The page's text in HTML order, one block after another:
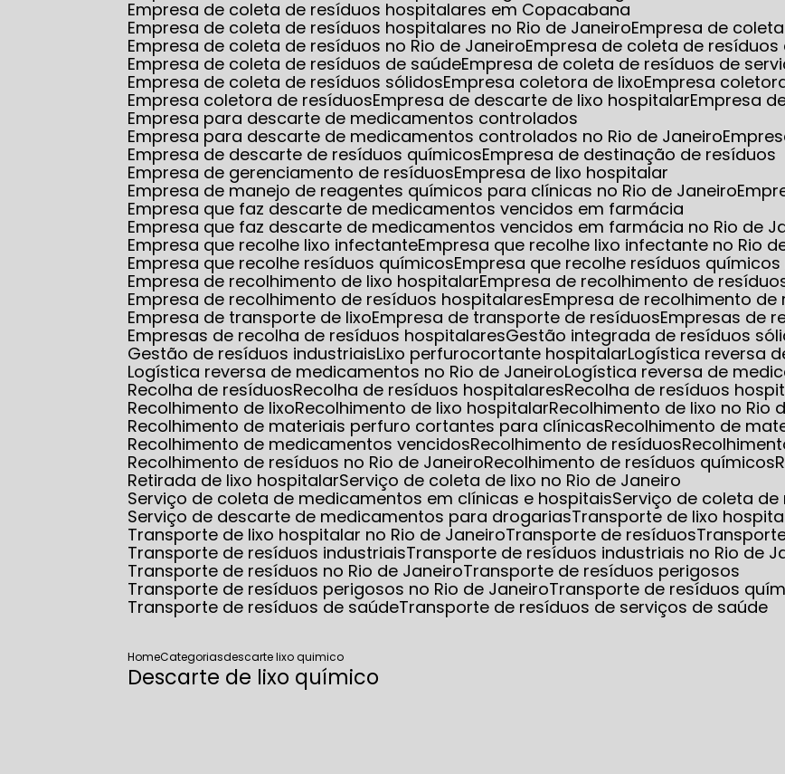
Empresa de coleta de resíduos hospitalares em Copacabana
Empresa de coleta de resíduos hospitalares no Rio de Janeiro Empresa de
Empresa de coleta de resíduos no Rio de Janeiro Empresa de coleta de
Empresa de coleta de resíduos de saúde Empresa de coleta de resíduos de
Empresa de coleta de resíduos sólidos Empresa coletora de lixo Empresa
Empresa coletora de resíduos Empresa de descarte de lixo hospitalar Empresa
Empresa para descarte de medicamentos controlados
Empresa para descarte de medicamentos controlados no Rio de Janeiro
Empresa de descarte de resíduos químicos Empresa de destinação de resíduos
Empresa de gerenciamento de resíduos Empresa de lixo hospitalar
Empresa de manejo de reagentes químicos para clínicas no Rio de Janeiro
Empresa que faz descarte de medicamentos vencidos em farmácia
Empresa que faz descarte de medicamentos vencidos em farmácia no Rio de
Empresa que recolhe lixo infectante Empresa que recolhe lixo infectante no Rio
Empresa que recolhe resíduos químicos Empresa que recolhe resíduos
Empresa de recolhimento de lixo hospitalar Empresa de recolhimento de
Empresa de recolhimento de resíduos hospitalares Empresa de recolhimento
Empresa de transporte de lixo Empresa de transporte de resíduos Empresas de
Empresas de recolha de resíduos hospitalares
Gestão integrada de resíduos
Gestão de resíduos industriais Lixo perfurocortante hospitalar Logística reversa
Logística reversa de medicamentos no Rio de Janeiro Logística reversa de
Recolha de resíduos Recolha de resíduos hospitalares Recolha de resíduos
Recolhimento de lixo Recolhimento de lixo hospitalar Recolhimento de lixo no Rio
Recolhimento de materiais perfuro cortantes para clínicas Recolhimento de
Recolhimento de medicamentos vencidos Recolhimento de resíduos
Recolhimento de resíduos no Rio de Janeiro Recolhimento de resíduos químicos
Retirada de lixo hospitalar Serviço de coleta de lixo no Rio de Janeiro
Serviço de coleta de medicamentos em clínicas e hospitais Serviço de coleta
Serviço de descarte de medicamentos para drogarias Transporte de lixo
Transporte de lixo hospitalar no Rio de Janeiro Transporte de resíduos
Transporte de resíduos industriais Transporte de resíduos industriais no Rio de
Transporte de resíduos no Rio de Janeiro Transporte de resíduos perigosos
Transporte de resíduos perigosos no Rio de Janeiro Transporte de resíduos
Transporte de resíduos de saúde Transporte de resíduos de serviços de saúde
HomeCategoriasdescarte lixo quimico
Descarte de lixo químico